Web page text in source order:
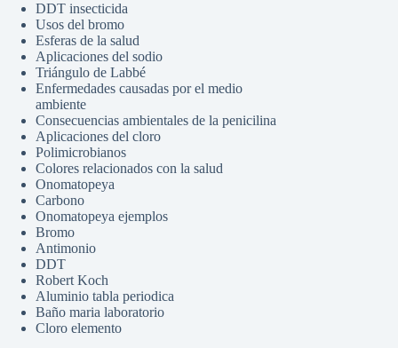
DDT insecticida
Usos del bromo
Esferas de la salud
Aplicaciones del sodio
Triángulo de Labbé
Enfermedades causadas por el medio
ambiente
Consecuencias ambientales de la penicilina
Aplicaciones del cloro
Polimicrobianos
Colores relacionados con la salud
Onomatopeya
Carbono
Onomatopeya ejemplos
Bromo
Antimonio
DDT
Robert Koch
Aluminio tabla periodica
Baño maria laboratorio
Cloro elemento